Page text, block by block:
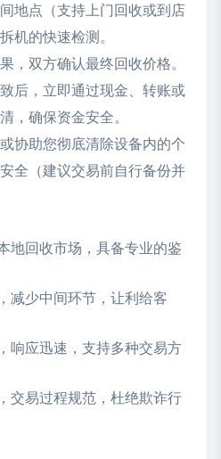
地点（支持上门回收或到店
机的快速检测。
，双方确认最终回收价格。
后，立即通过现金、转账或
，确保资金安全。
协助您彻底清除设备内的个
全（建议交易前自行备份并
地回收市场，具备专业的鉴
减少中间环节，让利给客
响应迅速，支持多种交易方
交易过程规范，杜绝欺诈行